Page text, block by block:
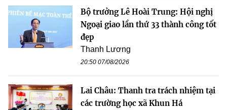
Bộ trưởng Lê Hoài Trung: Hội nghị
Ngoại giao lần thứ 33 thành công tốt
đẹp
Thanh Lương
20:50 07/08/2026
Lai Châu: Thanh tra trách nhiệm tại
các trường học xã Khun Há